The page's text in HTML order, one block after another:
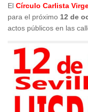
El Círculo Carlista
para el próximo 12 de
actos públicos en las